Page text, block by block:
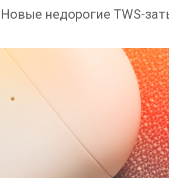
Новые недорогие TWS-